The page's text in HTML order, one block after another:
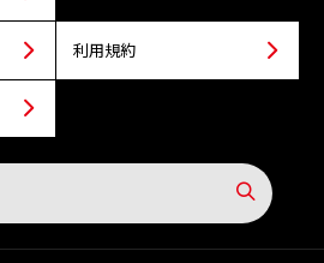
利用規約